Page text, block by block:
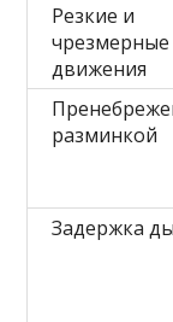
Резкие и
чрезмерные
движения
разминкой
Задержка